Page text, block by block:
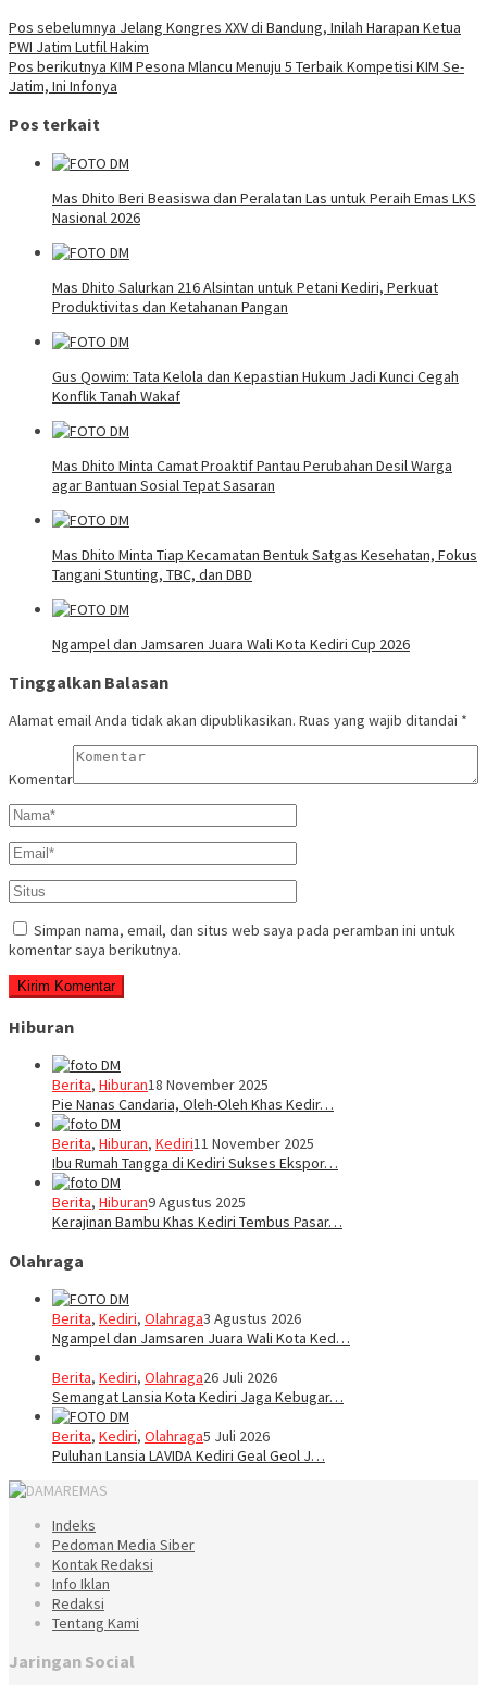
Pos sebelumnya Jelang Kongres XXV di Bandung, Inilah Harapan Ketua
PWI Jatim Lutfil Hakim
Pos berikutnya KIM Pesona Mlancu Menuju 5 Terbaik Kompetisi KIM Se-
Jatim, Ini Infonya
Pos terkait
Mas Dhito Beri Beasiswa dan Peralatan Las untuk Peraih Emas LKS
Nasional 2026
Mas Dhito Salurkan 216 Alsintan untuk Petani Kediri, Perkuat
Produktivitas dan Ketahanan Pangan
Gus Qowim: Tata Kelola dan Kepastian Hukum Jadi Kunci Cegah
Konflik Tanah Wakaf
Mas Dhito Minta Camat Proaktif Pantau Perubahan Desil Warga
agar Bantuan Sosial Tepat Sasaran
Mas Dhito Minta Tiap Kecamatan Bentuk Satgas Kesehatan, Fokus
Tangani Stunting, TBC, dan DBD
Ngampel dan Jamsaren Juara Wali Kota Kediri Cup 2026
Tinggalkan Balasan
Alamat email Anda tidak akan dipublikasikan. Ruas yang wajib ditandai *
Komentar
Simpan nama, email, dan situs web saya pada peramban ini untuk
komentar saya berikutnya.
Hiburan
Berita, Hiburan18 November 2025
Pie Nanas Candaria, Oleh-Oleh Khas Kedir…
Berita, Hiburan, Kediri11 November 2025
Ibu Rumah Tangga di Kediri Sukses Ekspor…
Berita, Hiburan9 Agustus 2025
Kerajinan Bambu Khas Kediri Tembus Pasar…
Olahraga
Berita, Kediri, Olahraga3 Agustus 2026
Ngampel dan Jamsaren Juara Wali Kota Ked…
Berita, Kediri, Olahraga26 Juli 2026
Semangat Lansia Kota Kediri Jaga Kebugar…
Berita, Kediri, Olahraga5 Juli 2026
Puluhan Lansia LAVIDA Kediri Geal Geol J…
Indeks
Pedoman Media Siber
Kontak Redaksi
Info Iklan
Redaksi
Tentang Kami
Jaringan Social